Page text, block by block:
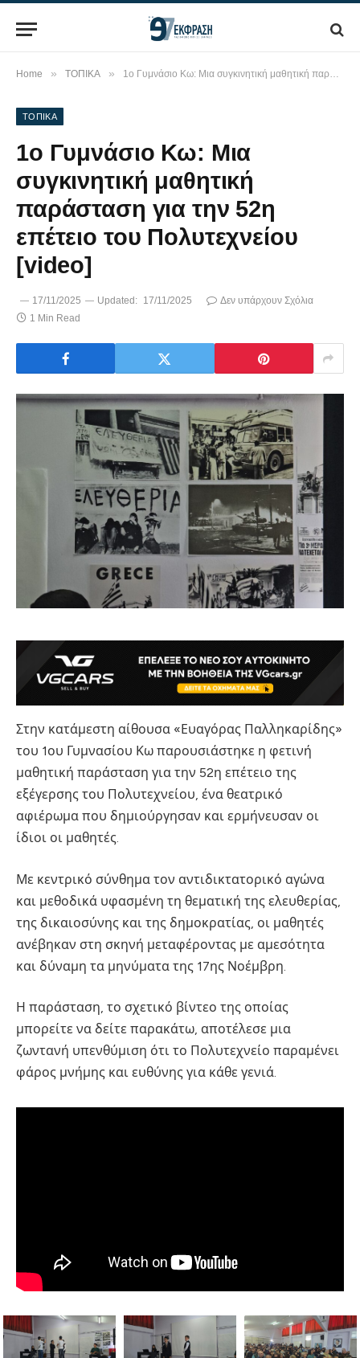
Home » ΤΟΠΙΚΑ » 1ο Γυμνάσιο Κω: Μια συγκινητική μαθητική παράσταση για την 52η επέτειο του Πολυτεχνείου [video]
ΤΟΠΙΚΑ
1ο Γυμνάσιο Κω: Μια
συγκινητική μαθητική
παράσταση για την 52η
επέτειο του Πολυτεχνείου
[video]
17/11/2025 Updated: 17/11/2025
Δεν υπάρχουν Σχόλια
1 Min Read
Στην κατάμεστη αίθουσα «Ευαγόρας Παλληκαρίδης»
του 1ου Γυμνασίου Κω παρουσιάστηκε η φετινή
μαθητική παράσταση για την 52η επέτειο της
εξέγερσης του Πολυτεχνείου, ένα θεατρικό
αφιέρωμα που δημιούργησαν και ερμήνευσαν οι
ίδιοι οι μαθητές.
Με κεντρικό σύνθημα τον αντιδικτατορικό αγώνα
και μεθοδικά υφασμένη τη θεματική της ελευθερίας,
της δικαιοσύνης και της δημοκρατίας, οι μαθητές
ανέβηκαν στη σκηνή μεταφέροντας με αμεσότητα
και δύναμη τα μηνύματα της 17ης Νοέμβρη.
Η παράσταση, το σχετικό βίντεο της οποίας
μπορείτε να δείτε παρακάτω, αποτέλεσε μια
ζωντανή υπενθύμιση ότι το Πολυτεχνείο παραμένει
φάρος μνήμης και ευθύνης για κάθε γενιά.